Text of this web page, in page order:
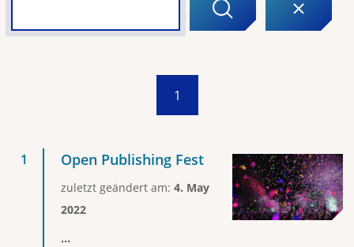
1
Open Publishing Fest
zuletzt geändert am: 4. May
2022
...